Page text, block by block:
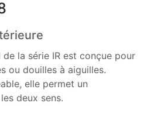
la série IR est conçue pour
ou douilles à aiguilles.
elle permet un
deux sens.